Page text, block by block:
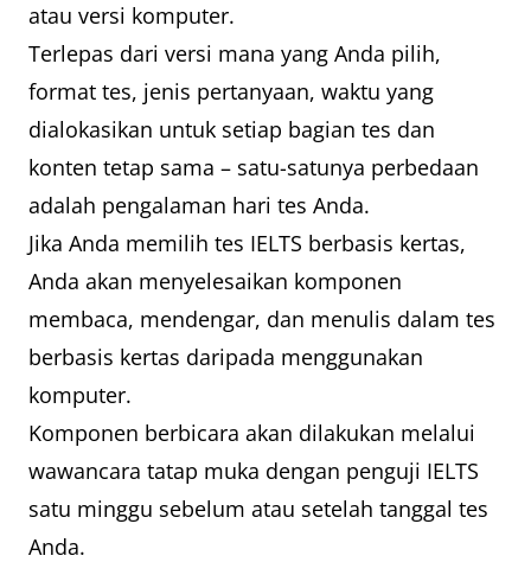
atau versi komputer.
Terlepas dari versi mana yang Anda pilih,
format tes, jenis pertanyaan, waktu yang
dialokasikan untuk setiap bagian tes dan
konten tetap sama – satu-satunya perbedaan
adalah pengalaman hari tes Anda.
Jika Anda memilih tes IELTS berbasis kertas,
Anda akan menyelesaikan komponen
membaca, mendengar, dan menulis dalam tes
berbasis kertas daripada menggunakan
komputer.
Komponen berbicara akan dilakukan melalui
wawancara tatap muka dengan penguji IELTS
satu minggu sebelum atau setelah tanggal tes
Anda.